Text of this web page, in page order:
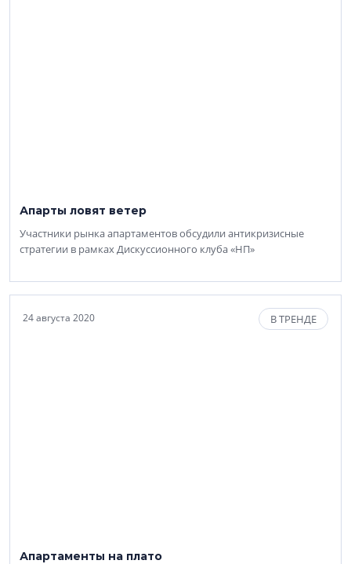
Апарты ловят ветер
Участники рынка апартаментов обсудили антикризисные
стратегии в рамках Дискуссионного клуба «НП»
24 августа 2020 В ТРЕНДЕ
Апартаменты на плато